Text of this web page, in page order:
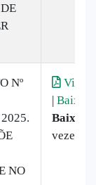
Nº
NO
| Baixar
vezes